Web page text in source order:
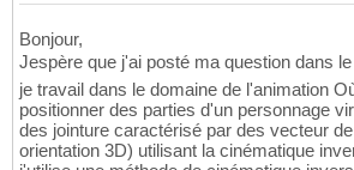
Bonjour,
Jespère que j'ai posté ma question dans
je travail dans le domaine de l'animation
positionner des parties d'un personnage
des jointure caractérisé par des vecteur
orientation 3D) utilisant la cinématique